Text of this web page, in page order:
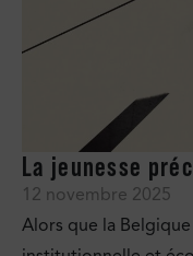
La jeunesse
12 novembre 2025
Alors que la